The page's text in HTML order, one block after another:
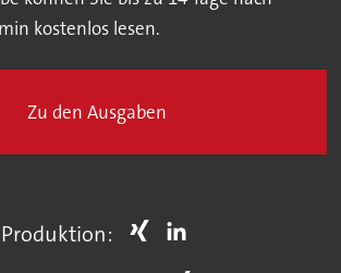
kostenlos lesen.
Zu den Ausgaben
Produktion: